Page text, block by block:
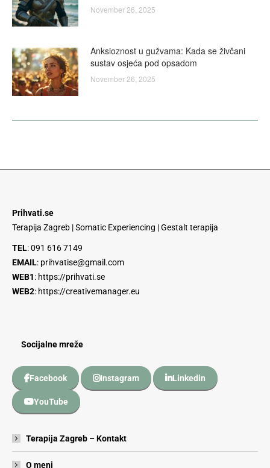
November 26, 2025
Anksioznost u gužvama: Kada se živčani
sustav osjeća pod opsadom
November 26, 2025
Prihvati.se
Terapija Zagreb | Somatic Experiencing | Gestalt terapija
TEL:091 616 7149
EMAIL: prihvatise@gmail.com
WEB1: https://prihvati.se
WEB2: https://creativemanager.eu
Socijalne mreže
Facebook Instagram Linkedin
YouTube
Terapija Zagreb – Kontakt
O meni